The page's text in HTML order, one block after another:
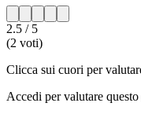
2.5 / 5
(2 voti)
Clicca sui cuori per
Accedi per valutare